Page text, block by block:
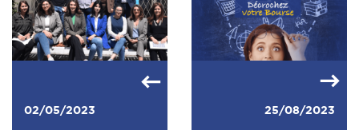
02/05/2023 25/08/2023